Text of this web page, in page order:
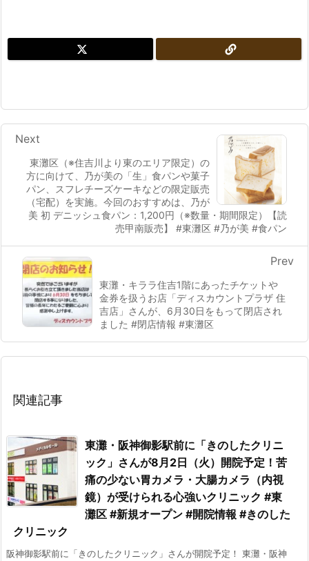
東灘区（※住吉川より東のエリア限定）の
方に向けて、乃が美の「生」食パンや菓子
パン、スフレチーズケーキなどの限定販売
（宅配）を実施。今回のおすすめは、乃が
美 初 デニッシュ食パン：1,200円（※数量・期間限定）【読
売甲南販売】 #東灘区 #乃が美 #食パン
Next
東灘・キララ住吉1階にあったチケットや
金券を扱うお店「ディスカウントプラザ 住
吉店」さんが、6月30日をもって閉店され
ました #閉店情報 #東灘区
Prev
関連記事
東灘・阪神御影駅前に「きのしたクリニ
ック」さんが8月2日（火）開院予定！苦
痛の少ない胃カメラ・大腸カメラ（内視
鏡）が受けられる心強いクリニック #東
灘区 #新規オープン #開院情報 #きのした
クリニック
阪神御影駅前に「きのしたクリニック」さんが開院予定！ 東灘・阪神